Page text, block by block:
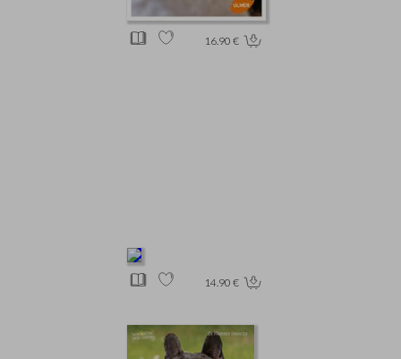
16.90 €
14.90 €